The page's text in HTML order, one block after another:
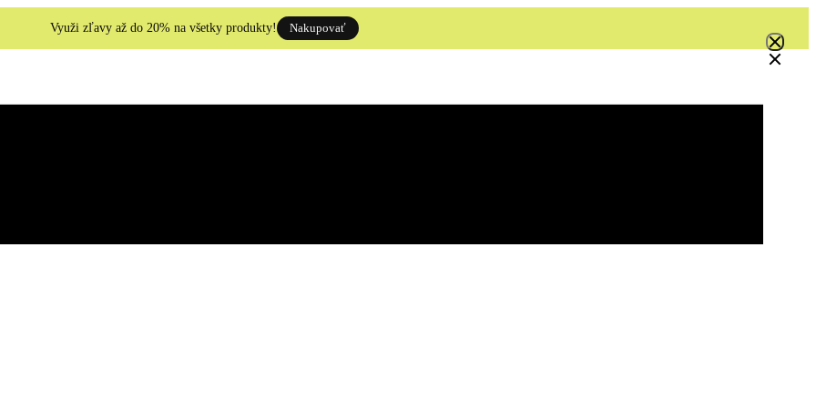
Využi zľavy až do 20% na všetky produkty! Nakupovať